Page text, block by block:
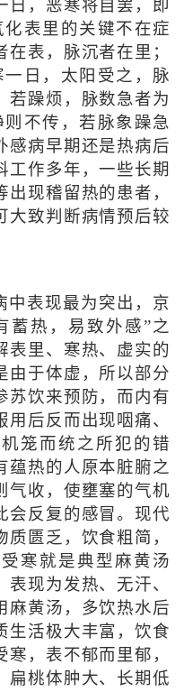
日，恶寒将自罢，即
化表里的关键不在症
表，脉沉者在里；
日，太阳受之，脉
若躁烦，脉数急者为
不传，若脉象躁急
感病早期还是热病后
工作多年，一些长期
现稽留热的患者，
大致判断病情预后较
中表现最为突出，京
蓄热，易致外感”之
表里、寒热、虚实的
由于体虚，所以部分
苏饮来预防，而内有
后反而出现咽痛、
笼而统之所犯的错
蕴热的人原本脏腑之
气收，使壅塞的气机
会反复的感冒。现代
匮乏，饮食粗简，
寒就是典型麻黄汤
现为发热、无汗、
麻黄汤，多饮热水后
生活极大丰富，饮食
，表不郁而里郁，
扁桃体肿大、长期低